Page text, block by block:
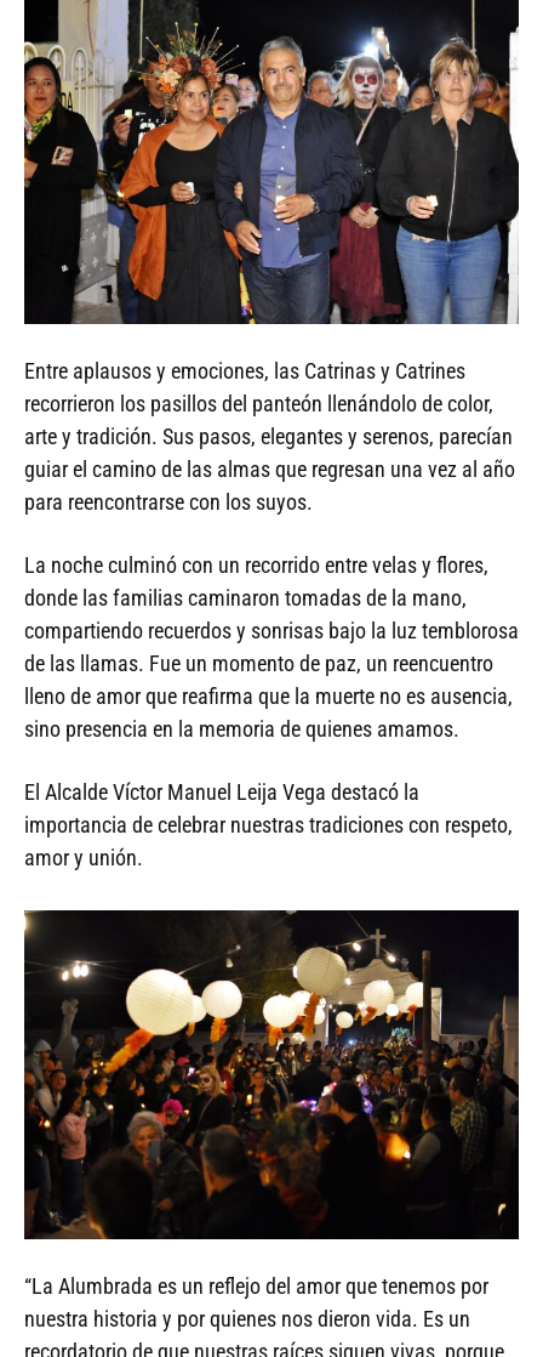
Entre aplausos y emociones, las Catrinas y Catrines
recorrieron los pasillos del panteón llenándolo de color,
arte y tradición. Sus pasos, elegantes y serenos, parecían
guiar el camino de las almas que regresan una vez al año
para reencontrarse con los suyos.
La noche culminó con un recorrido entre velas y flores,
donde las familias caminaron tomadas de la mano,
compartiendo recuerdos y sonrisas bajo la luz temblorosa
de las llamas. Fue un momento de paz, un reencuentro
lleno de amor que reafirma que la muerte no es ausencia,
sino presencia en la memoria de quienes amamos.
El Alcalde Víctor Manuel Leija Vega destacó la
importancia de celebrar nuestras tradiciones con respeto,
amor y unión.
“La Alumbrada es un reflejo del amor que tenemos por
nuestra historia y por quienes nos dieron vida. Es un
recordatorio de que nuestras raíces siguen vivas, porque